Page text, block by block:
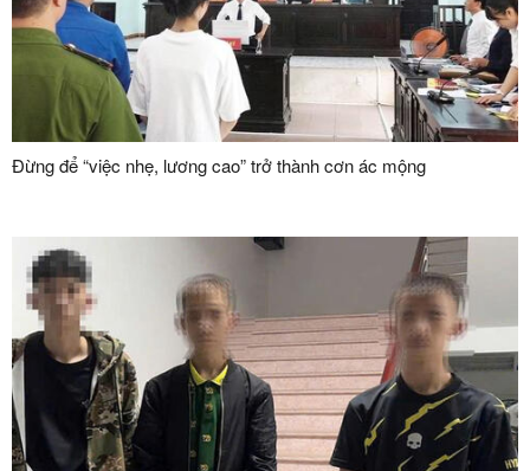
Đừng để “việc nhẹ, lương cao” trở thành cơn ác mộng